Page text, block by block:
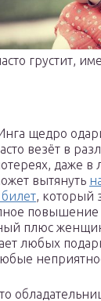
грустит,
щедро
везёт в
даже
вытянуть
, который
повышение
плюс
любых